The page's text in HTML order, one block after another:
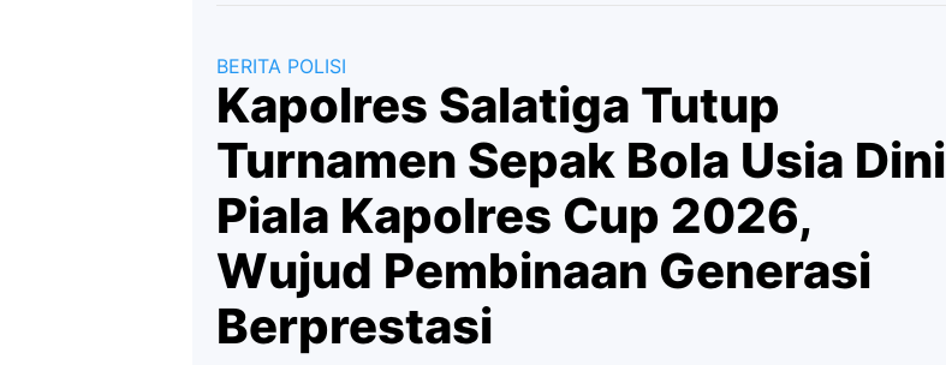
BERITA POLISI
Kapolres Salatiga Tutup
Turnamen Sepak Bola Usia Dini
Piala Kapolres Cup 2026,
Wujud Pembinaan Generasi
Berprestasi